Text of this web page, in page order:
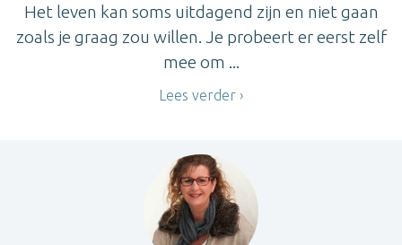
Het leven kan soms uitdagend zijn en niet gaan
zoals je graag zou willen. Je probeert er eerst zelf
mee om ...
Lees verder